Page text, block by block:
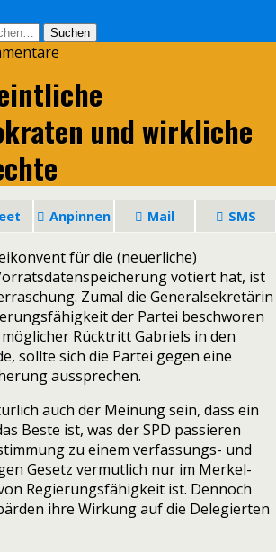
und wirkliche
Anpinnen Mail SMS
für die (neuerliche)
votiert hat, ist
Zumal die Generalsekretärin
der Partei beschworen
Rücktritt Gabriels in den
sollte sich die Partei gegen eine
aussprechen.
auch der Meinung sein, dass ein
Beste ist, was der SPD passieren
zu einem verfassungs- und
Gesetz vermutlich nur im Merkel-
Regierungsfähigkeit ist. Dennoch
ihre Wirkung auf die Delegierten